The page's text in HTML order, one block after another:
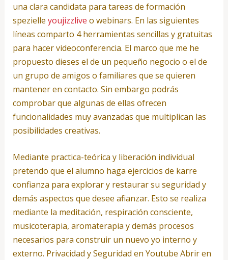
una clara candidata para tareas de formación
spezielle youjizzlive o webinars. En las siguientes
líneas comparto 4 herramientas sencillas y gratuitas
para hacer videoconferencia. El marco que me he
propuesto dieses el de un pequeño negocio o el de
un grupo de amigos o familiares que se quieren
mantener en contacto. Sin embargo podrás
comprobar que algunas de ellas ofrecen
funcionalidades muy avanzadas que multiplican las
posibilidades creativas.
Mediante practica-teórica y liberación individual
pretendo que el alumno haga ejercicios de karre
confianza para explorar y restaurar su seguridad y
demás aspectos que desee afianzar. Esto se realiza
mediante la meditación, respiración consciente,
musicoterapia, aromaterapia y demás procesos
necesarios para construir un nuevo yo interno y
externo. Privacidad y Seguridad en Youtube Abrir en